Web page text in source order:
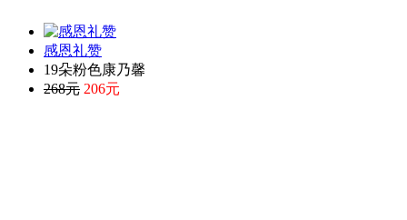
感恩礼赞
19朵粉色康乃馨
268元 206元